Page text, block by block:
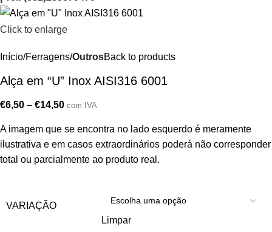
Click to enlarge
Início Ferragens OutrosBack to products
Alça em “U” Inox AISI316 6001
€6,50 – €14,50 com IVA
A imagem que se encontra no lado esquerdo é meramente
ilustrativa e em casos extraordinários poderá não corresponder
total ou parcialmente ao produto real.
VARIAÇÃO
Limpar